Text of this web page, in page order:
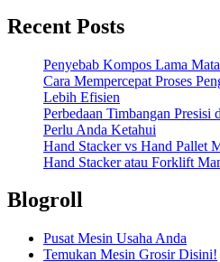
Recent Posts
Penyebab Kompos Lama
Cara Mempercepat Proses
Lebih Efisien
Perbedaan Timbangan
Perlu Anda Ketahui
Hand Stacker vs Hand Pallet
Hand Stacker atau Forklift
Blogroll
Pusat Mesin Usaha Anda
Temukan Mesin Grosir Disini!